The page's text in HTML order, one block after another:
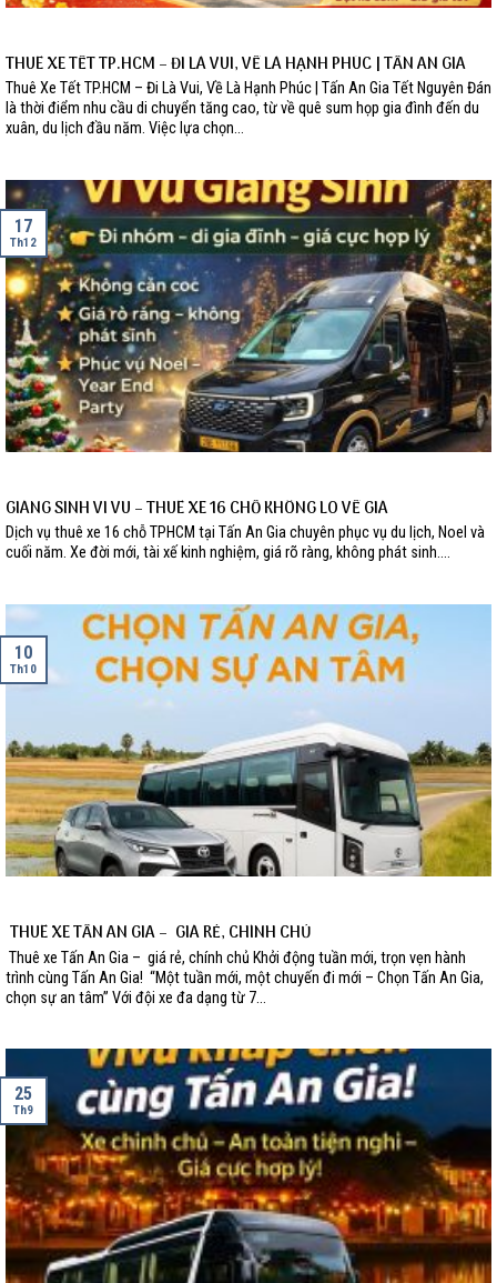
THUÊ XE TẾT TP.HCM – ĐI LÀ VUI, VỀ LÀ HẠNH PHÚC | TẤN AN GIA
Thuê Xe Tết TP.HCM – Đi Là Vui, Về Là Hạnh Phúc | Tấn An Gia Tết Nguyên Đán
là thời điểm nhu cầu di chuyển tăng cao, từ về quê sum họp gia đình đến du
xuân, du lịch đầu năm. Việc lựa chọn...
GIÁNG SINH VI VU – THUÊ XE 16 CHỖ KHÔNG LO VỀ GIÁ
Dịch vụ thuê xe 16 chỗ TPHCM tại Tấn An Gia chuyên phục vụ du lịch, Noel và
cuối năm. Xe đời mới, tài xế kinh nghiệm, giá rõ ràng, không phát sinh....
17
Th12
THUÊ XE TẤN AN GIA – GIÁ RẺ, CHÍNH CHỦ
Thuê xe Tấn An Gia – giá rẻ, chính chủ Khởi động tuần mới, trọn vẹn hành
trình cùng Tấn An Gia! “Một tuần mới, một chuyến đi mới – Chọn Tấn An Gia,
chọn sự an tâm” Với đội xe đa dạng từ 7...
10
Th10
25
Th9